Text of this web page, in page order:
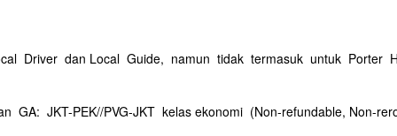
Driver dan Local Guide, namun tidak termasuk untuk Porter
GA: JKT-PEK//PVG-JKT kelas ekonomi (Non-refundable, Non-